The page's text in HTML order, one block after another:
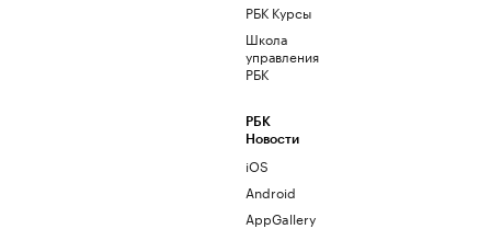
РБК Курсы
Школа
управления
РБК
РБК
Новости
iOS
Android
AppGallery